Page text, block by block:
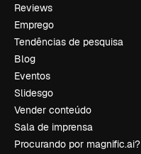
Reviews
Emprego
Tendências de pesquisa
Blog
Eventos
Slidesgo
Vender conteúdo
Sala de imprensa
Procurando por magnific.ai?